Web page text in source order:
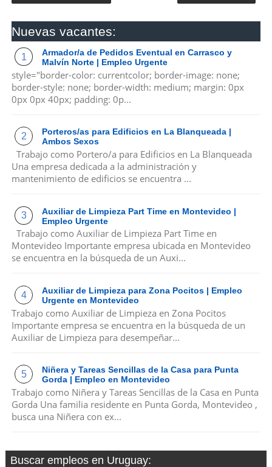
Nuevas vacantes:
Armador/a de Pedidos Eventual en Carrasco y
Malvín Norte | Empleo Urgente
style="border-color: currentcolor; border-image: none;
border-style: none; border-width: medium; margin: 0px
0px 0px 40px; padding: 0p...
Porteros/as para Edificios en La Blanqueada |
Ambos Sexos
Trabajo como Portero/a para Edificios en La Blanqueada
Una empresa dedicada a la administración y
mantenimiento de edificios se encuentra ...
Auxiliar de Limpieza Part Time en Montevideo |
Empleo Urgente
Trabajo como Auxiliar de Limpieza Part Time en
Montevideo Importante empresa ubicada en Montevideo
se encuentra en la búsqueda de un Auxi...
Auxiliar de Limpieza para Zona Pocitos | Empleo
Urgente en Montevideo
Trabajo como Auxiliar de Limpieza en Zona Pocitos
Importante empresa se encuentra en la búsqueda de un
Auxiliar de Limpieza para desempeñar...
Niñera y Tareas Sencillas de la Casa para Punta
Gorda | Empleo en Montevideo
Trabajo como Niñera y Tareas Sencillas de la Casa en Punta
Gorda Una familia residente en Punta Gorda, Montevideo ,
busca una Niñera con ex...
Buscar empleos en Uruguay: